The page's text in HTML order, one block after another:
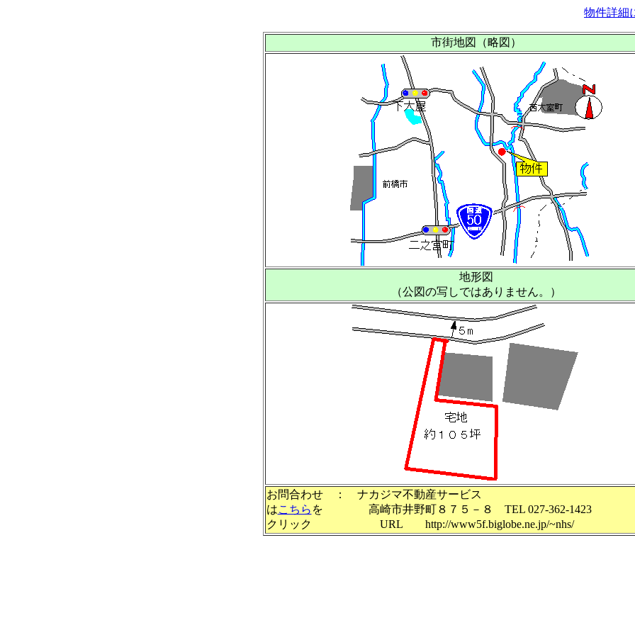
物件詳細
市街地図（略図）
地形図
（公図の写しではありません。）
お問合わせ ： ナカジマ不動産サービス
はこちら を 高崎市井野町８７５－８ TEL 027-362-1423
クリック URL http://www5f.biglobe.ne.jp/~nhs/